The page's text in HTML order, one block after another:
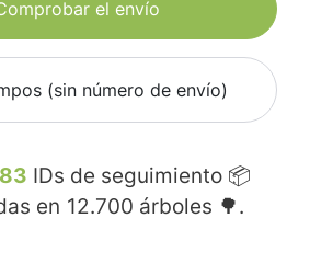
el envío
(sin número de envío)
IDs de seguimiento 📦
en 12.700 árboles 🌳.